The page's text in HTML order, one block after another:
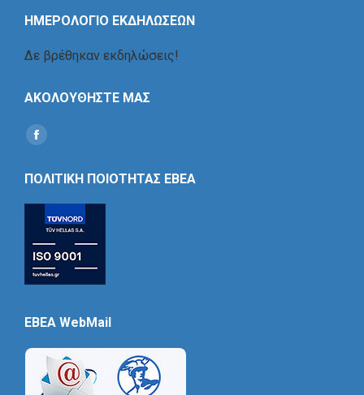
ΗΜΕΡΟΛΟΓΙΟ ΕΚΔΗΛΩΣΕΩΝ
Δε βρέθηκαν εκδηλώσεις!
ΑΚΟΛΟΥΘΗΣΤΕ ΜΑΣ
Find us on:
Social
ΠΟΛΙΤΙΚΗ ΠΟΙΟΤΗΤΑΣ ΕΒΕΑ
EBEA WebMail